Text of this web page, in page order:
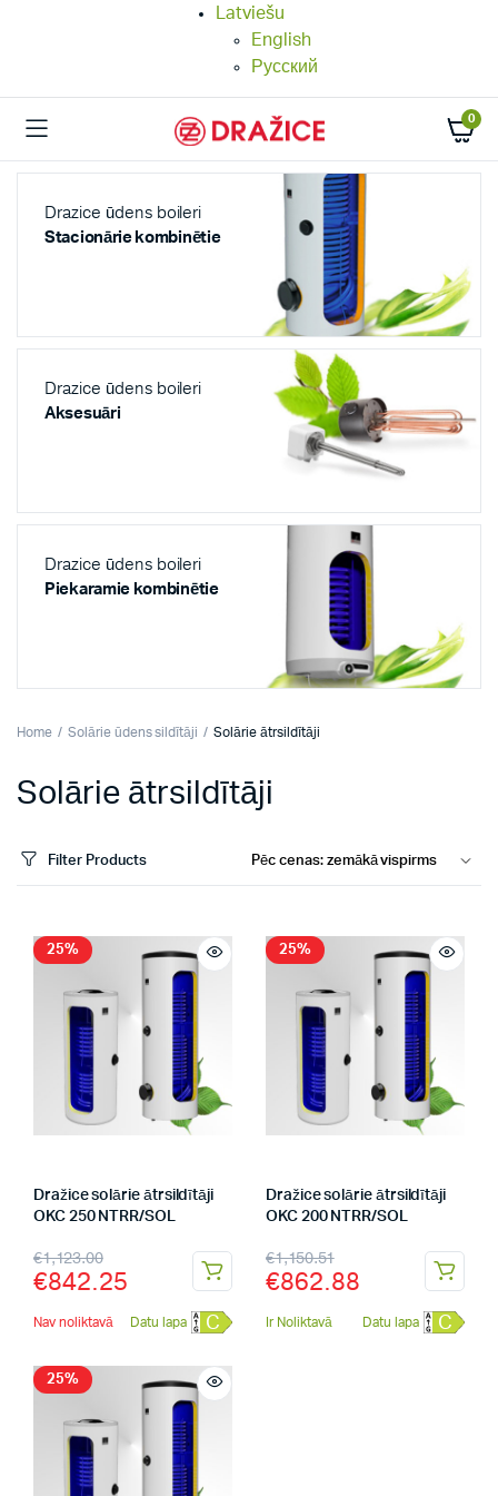
Latviešu
English
Русский
0
Drazice ūdens boileri
Stacionārie kombinētie
Drazice ūdens boileri
Aksesuāri
Drazice ūdens boileri
Piekaramie kombinētie
Home Solārie ūdens sildītāji Solārie ātrsildītāji
Solārie ātrsildītāji
Filter Products
25%
Dražice solārie ātrsildītāji
OKC 250 NTRR/SOL
€1,123.00
€842.25
Nav noliktavā Datu lapa C
25%
Dražice solārie ātrsildītāji
OKC 200 NTRR/SOL
€1,150.51
€862.88
Ir Noliktavā Datu lapa C
25%